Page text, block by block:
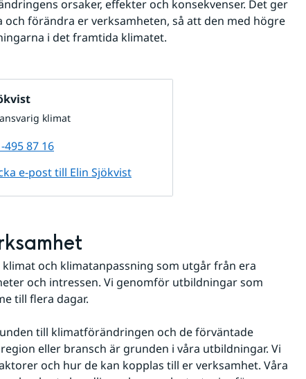
orsaker, effekter och konsekvenser. Det ger
och förändra er verksamheten, så att den med högre
i det framtida klimatet.
klimat
495 87 16
e-post till Elin Sjökvist
och klimatanpassning som utgår från era
och intressen. Vi genomför utbildningar som
till flera dagar.
till klimatförändringen och de förväntade
eller bransch är grunden i våra utbildningar. Vi
och hur de kan kopplas till er verksamhet. Våra